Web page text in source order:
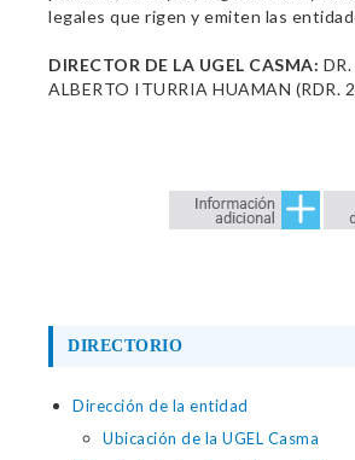
legales que rigen y emiten las
DIRECTOR DE LA UGEL CASMA:
ALBERTO ITURRIA HUAMAN (RDR.
DIRECTORIO
Dirección de la entidad
Ubicación de la UGEL Casma